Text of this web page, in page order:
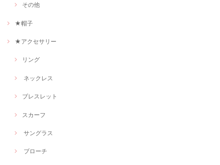
その他
★帽子
★アクセサリー
リング
ネックレス
ブレスレット
スカーフ
サングラス
ブローチ